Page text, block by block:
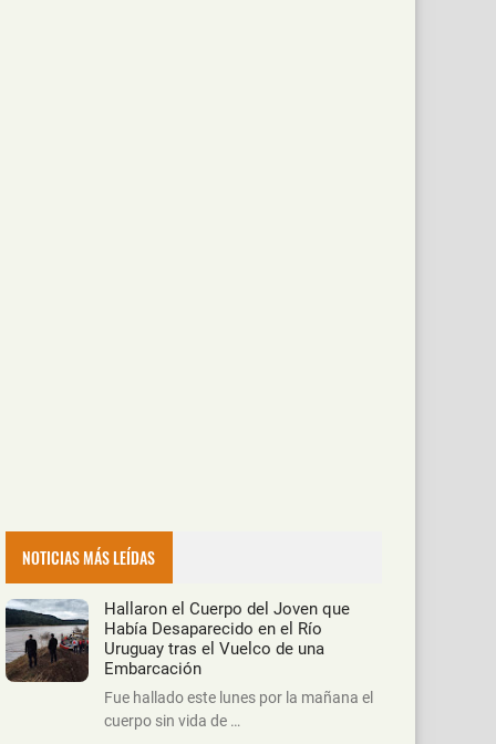
NOTICIAS MÁS LEÍDAS
Hallaron el Cuerpo del Joven que
Había Desaparecido en el Río
Uruguay tras el Vuelco de una
Embarcación
Fue hallado este lunes por la mañana el
cuerpo sin vida de …